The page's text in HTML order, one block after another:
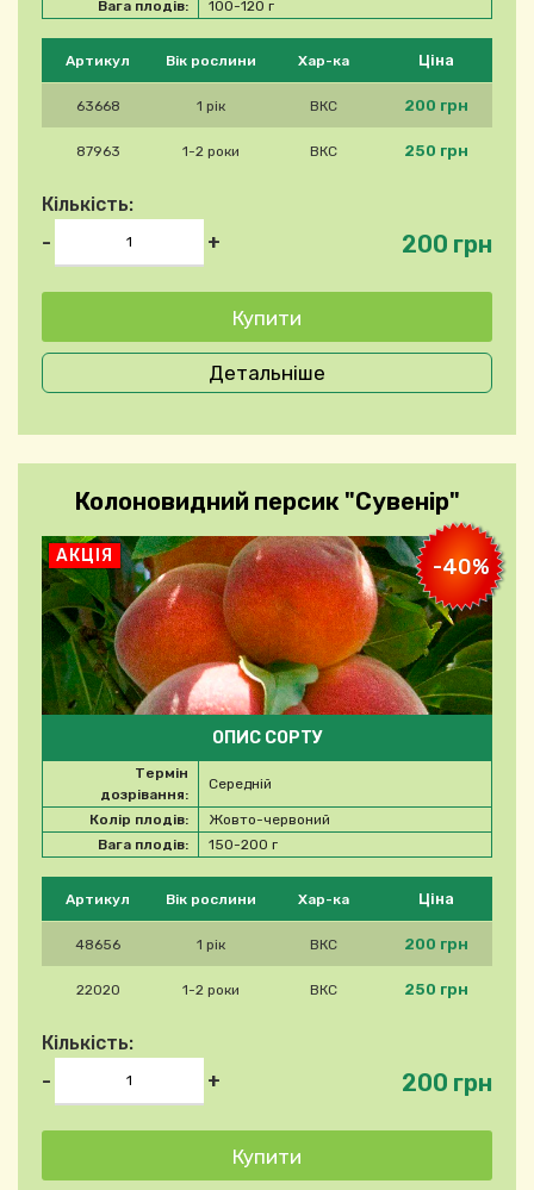
Будь ласка, виберіть продукт
Артикул Вік рослини Хар-ка Ціна
63668 1 рік ВКС 200 грн
87963 1-2 роки ВКС 250 грн
Кількість:
-
+ 200 грн
Вага плодів:
100-120 г
Детальніше
Колоновидний персик "Сувенір"
АКЦІЯ -40%
Будь ласка, виберіть продукт
Артикул Вік рослини Хар-ка Ціна
48656 1 рік ВКС 200 грн
22020 1-2 роки ВКС 250 грн
Кількість:
-
+ 200 грн
ОПИС СОРТУ
Термін
дозрівання:
Середній
Колір плодів:
Жовто-червоний
Вага плодів:
150-200 г